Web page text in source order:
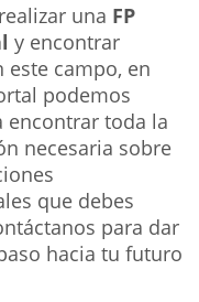
una FP
y encontrar
este campo, en
podemos
encontrar toda la
necesaria sobre
que debes
para dar
hacia tu futuro